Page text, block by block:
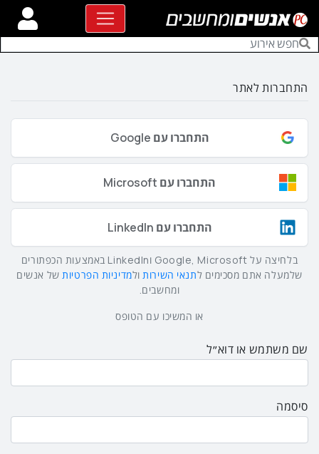
התחברות לאתר
התחברו עם Google
התחברו עם Microsoft
התחברו עם LinkedIn
בלחיצה על Google, Microsoft וLinkedIn באמצעות הכפתורים
שלמעלה אתם מסכימים לתנאי השירותולמדיניות הפרטיותשל אנשים
ומחשבים.
או המשיכו עם הטופס
שם משתמש או דוא״ל
סיסמה